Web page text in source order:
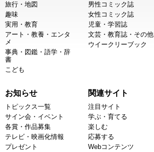
旅行・地図
趣味
実用・教育
アート・教養・エンタ
メ
事典・図鑑・語学・辞
書
こども
男性コミック誌
女性コミック誌
児童・学習誌
文芸・教育誌・その他
ウイークリーブック
お知らせ
トピックス一覧
サイン会・イベント
各賞・作品募集
テレビ・映画化情報
プレゼント
関連サイト
注目サイト
学ぶ・育てる
楽しむ
応募する
Webコンテンツ